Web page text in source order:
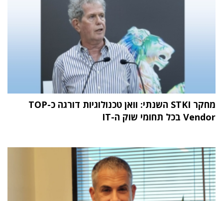
מחקר STKI השנתי: וואן טכנולוגיות דורגה כ-TOP
Vendor בכל תחומי שוק ה-IT